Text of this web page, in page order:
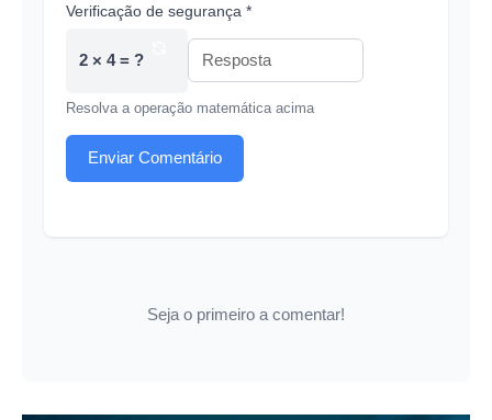
Verificação de segurança *
2 × 4 = ?
Resolva a operação matemática acima
Enviar Comentário
Seja o primeiro a comentar!